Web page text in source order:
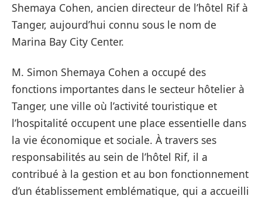
Shemaya Cohen, ancien directeur de l’hôtel Rif à
Tanger, aujourd’hui connu sous le nom de
Marina Bay City Center.
M. Simon Shemaya Cohen a occupé des
fonctions importantes dans le secteur hôtelier à
Tanger, une ville où l’activité touristique et
l’hospitalité occupent une place essentielle dans
la vie économique et sociale. À travers ses
responsabilités au sein de l’hôtel Rif, il a
contribué à la gestion et au bon fonctionnement
d’un établissement emblématique, qui a accueilli